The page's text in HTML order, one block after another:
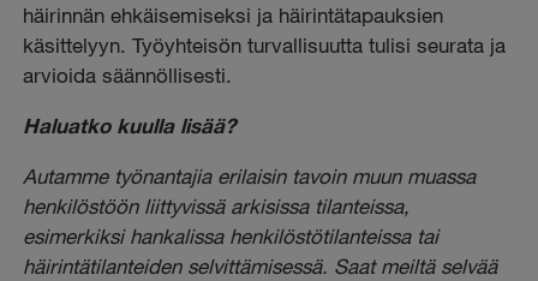
häirinnän ehkäisemiseksi ja häirintätapauksien
käsittelyyn. Työyhteisön turvallisuutta tulisi seurata ja
arvioida säännöllisesti.
Haluatko kuulla lisää?
Autamme työnantajia erilaisin tavoin muun muassa
henkilöstöön liittyvissä arkisissa tilanteissa,
esimerkiksi hankalissa henkilöstötilanteissa tai
häirintätilanteiden selvittämisessä. Saat meiltä selvää